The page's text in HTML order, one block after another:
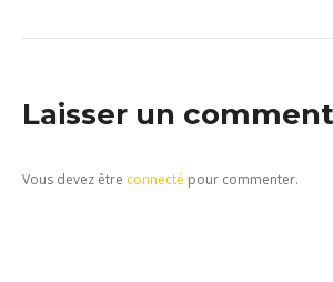
Laisser un
Vous devez être connecté pour commenter.